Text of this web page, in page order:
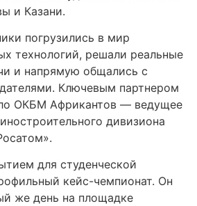
и Казани.
погрузились в мир
технологий, решали реальные
и напрямую общались с
Ключевым партнером
ОКБМ Африкантов — ведущее
дивизиона
для студенческой
кейс-чемпионат. Он
же день на площадке